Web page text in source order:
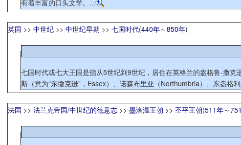
有着丰富的口头文学。...
英国 >> 中世纪 >> 中世纪早期 >> 七国时代(440年～850年)
七国时代或七大王国是指从5世纪到9世纪，居住在英格兰的盎格鲁-撒
斯（意为“东撒克逊”，Essex）、诺森布里亚（Northumbria）、东盎格
法国 >> 法兰克帝国/中世纪的德意志 >> 墨洛温王朝 >> 丕平王朝(511年～